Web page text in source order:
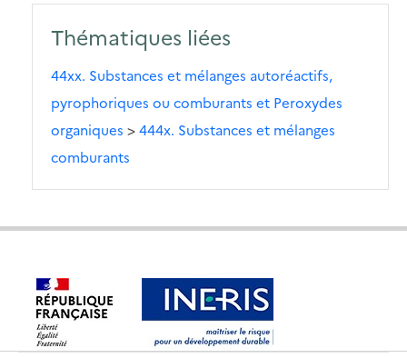
Thématiques liées
44xx. Substances et mélanges autoréactifs,
pyrophoriques ou comburants et Peroxydes
organiques >444x. Substances et mélanges
comburants